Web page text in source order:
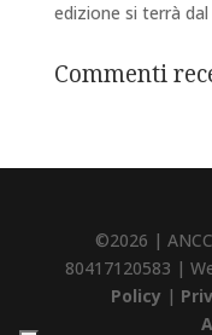
edizione si terrà
Commenti
©2026 |
80417120583 |
Policy |